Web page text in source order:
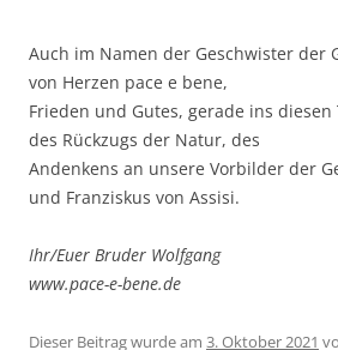
Auch im Namen der Geschwis­ter der
von Her­zen pace e bene,
Frie­den und Gutes, gera­de ins die­sen
des Rück­zugs der Natur, des
Andenkens an unse­re Vor­bil­der der
und Fran­zis­kus von Assisi.
Ihr/Euer Bru­der Wolf­gang
www.pace-e-bene.de
Dieser Beitrag wurde am 3. Oktober 2021